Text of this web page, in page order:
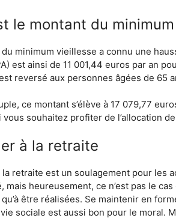
le montant du
minimum vieillesse a connu une
est ainsi de 11 001,44 euros par an
reversé aux personnes âgées de 65
ce montant s’élève à 17 079,77
vous souhaitez profiter de l’allocation
à la retraite
la retraite est un soulagement pour les
mais heureusement, ce n’est pas le
qu’à être réalisées. Se maintenir en
vie sociale est aussi bon pour le moral.